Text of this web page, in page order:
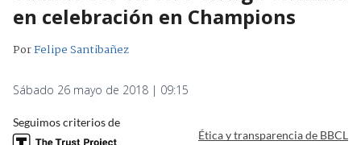
en celebración en Champions
PorFelipe Santibañez
Sábado 26 mayo de 2018 | 09:15
Seguimos criterios de
Ética y transparencia de BBCL